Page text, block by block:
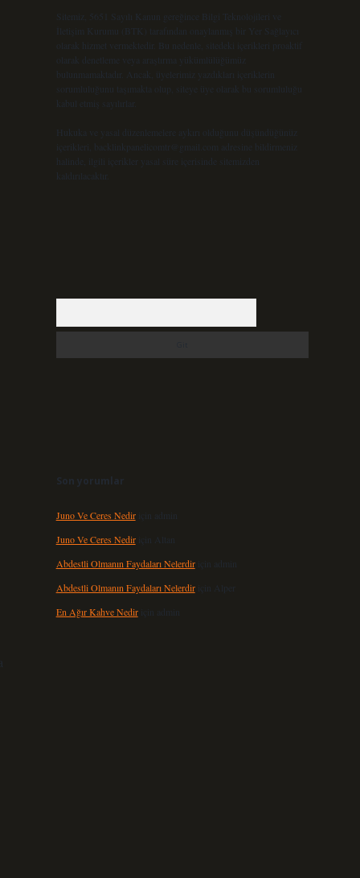
Sitemiz, 5651 Sayılı Kanun gereğince Bilgi Teknolojileri ve
İletişim Kurumu (BTK) tarafından onaylanmış bir Yer Sağlayıcı
olarak hizmet vermektedir. Bu nedenle, sitedeki içerikleri proaktif
olarak denetleme veya araştırma yükümlülüğümüz
bulunmamaktadır. Ancak, üyelerimiz yazdıkları içeriklerin
sorumluluğunu taşımakta olup, siteye üye olarak bu sorumluluğu
kabul etmiş sayılırlar.
Hukuka ve yasal düzenlemelere aykırı olduğunu düşündüğünüz
içerikleri,
backlinkpanelicomtr@gmail.com
adresine bildirmeniz
halinde, ilgili içerikler yasal süre içerisinde sitemizden
kaldırılacaktır.
Son yorumlar
Juno Ve Ceres Nediriçin
admin
Juno Ve Ceres Nediriçin Altan
Abdestli Olmanın Faydaları Nelerdiriçin
admin
Abdestli Olmanın Faydaları Nelerdiriçin Alper
En Ağır Kahve Nediriçin admin